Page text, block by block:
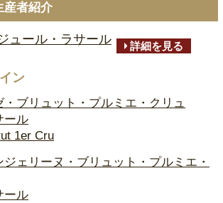
産者紹介
ュール・ラサール 詳細を見る
ン
ブリュット・プルミエ・クリュ
ール
1er Cru
ェリーヌ・ブリュット・プルミエ・
ール